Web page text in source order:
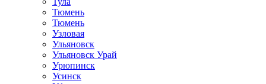
Тюмень
Тюмень
Узловая
Ульяновск
Ульяновск Урай
Урюпинск
Усинск